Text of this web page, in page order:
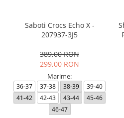
Saboti Crocs Echo X -
207937-3J5
389,00 RON
299,00 RON
Marime:
36-37 37-38 38-39
39-40
41-42
42-43 43-44
45-46
46-47